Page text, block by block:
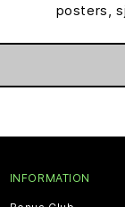
posters,
INFORMATION